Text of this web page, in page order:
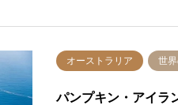
オーストラリア 世
パンプキン・アイラ